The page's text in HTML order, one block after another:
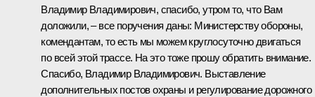
Владимир Владимирович, спасибо, утром то, что Вам
доложили, – все поручения даны: Министерству обороны,
комендантам, то есть мы можем круглосуточно двигаться
по всей этой трассе. На это тоже прошу обратить внимание.
Спасибо, Владимир Владимирович. Выставление
дополнительных постов охраны и регулирование дорожного